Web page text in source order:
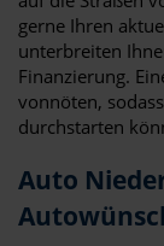
gerne Ihren
unterbreiten
Finanzierung.
vonnöten,
durchstarten
Auto